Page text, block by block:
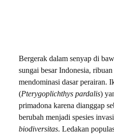
Bergerak dalam senyap di
sungai besar Indonesia, ribuan
mendominasi dasar perairan.
(Pterygoplichthys pardalis)
primadona karena dianggap
berubah menjadi spesies
biodiversitas. Ledakan